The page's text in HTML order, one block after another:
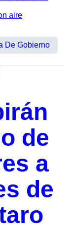
aire
De Gobierno
de
a
de